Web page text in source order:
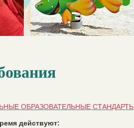
ОБРАЗОВАТЕЛЬНЫЕ СТАНДАРТЫ
действуют: